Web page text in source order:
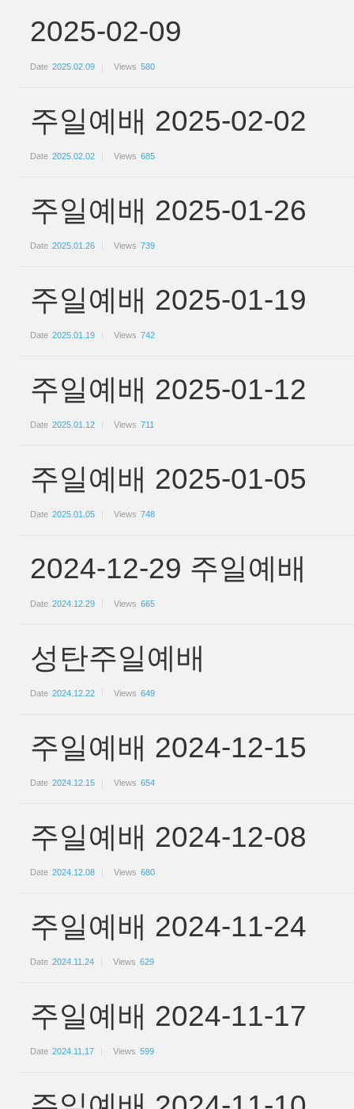
2025-02-09
Date 2025.02.09 Views 580
주일예배 2025-02-02
Date 2025.02.02 Views 685
주일예배 2025-01-26
Date 2025.01.26 Views 739
주일예배 2025-01-19
Date 2025.01.19 Views 742
주일예배 2025-01-12
Date 2025.01.12 Views 711
주일예배 2025-01-05
Date 2025.01.05 Views 748
2024-12-29 주일예배
Date 2024.12.29 Views 665
성탄주일예배
Date 2024.12.22 Views 649
주일예배 2024-12-15
Date 2024.12.15 Views 654
주일예배 2024-12-08
Date 2024.12.08 Views 680
주일예배 2024-11-24
Date 2024.11.24 Views 629
주일예배 2024-11-17
Date 2024.11.17 Views 599